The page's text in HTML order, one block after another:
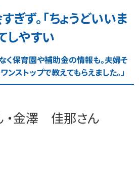
ぎず。「ちょうどいいま
しやすい
く保育園や補助金の情報も。夫婦そ
ストップで教えてもらえました。」
金澤 佳那さん